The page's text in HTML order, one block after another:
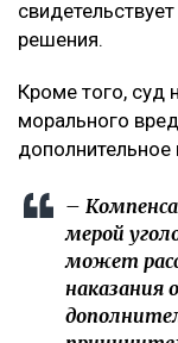
решения.
Кроме того, суд
морального
дополнительное
–
мерой
может
наказания